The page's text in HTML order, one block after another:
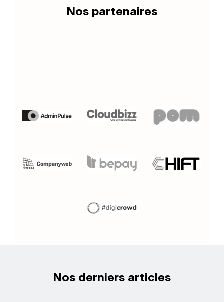
Nos partenaires
Nos derniers articles